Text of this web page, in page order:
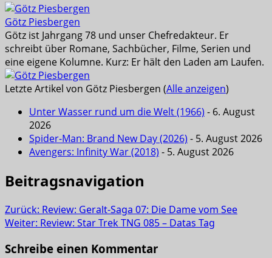
Götz Piesbergen
Götz ist Jahrgang 78 und unser Chefredakteur. Er
schreibt über Romane, Sachbücher, Filme, Serien und
eine eigene Kolumne. Kurz: Er hält den Laden am Laufen.
Letzte Artikel von Götz Piesbergen (Alle anzeigen)
Unter Wasser rund um die Welt (1966) - 6. August
2026
Spider-Man: Brand New Day (2026) - 5. August 2026
Avengers: Infinity War (2018) - 5. August 2026
Beitragsnavigation
Zurück: Review: Geralt-Saga 07: Die Dame vom See
Weiter: Review: Star Trek TNG 085 – Datas Tag
Schreibe einen Kommentar